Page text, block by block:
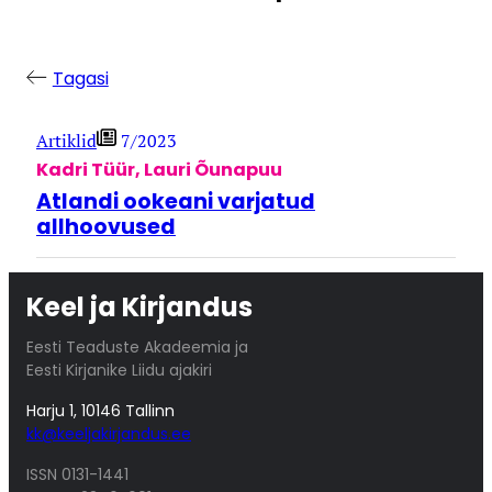
Tagasi
Artiklid 7/2023
Kadri Tüür, Lauri Õunapuu
Atlandi ookeani varjatud
allhoovused
Keel ja Kirjandus
Eesti Teaduste Akadeemia ja
Eesti Kirjanike Liidu ajakiri
Harju 1, 10146 Tallinn
kk@keeljakirjandus.ee
ISSN 0131-1441